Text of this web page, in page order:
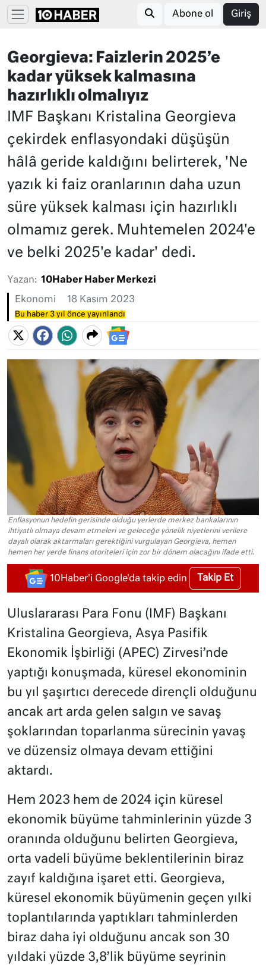
Abone ol Giriş
Georgieva: Faizlerin 2025’e
kadar yüksek kalmasına
hazırlıklı olmalıyız
IMF Başkanı Kristalina Georgieva
çekirdek enflasyondaki düşüşün
hâlâ geride kaldığını belirterek, 'Ne
yazık ki faiz oranlarının daha uzun
süre yüksek kalması için hazırlıklı
olmamız gerek. Muhtemelen 2024'e
ve belki 2025'e kadar' dedi.
Yazan: 10Haber Haber Merkezi
Ekonomi 18 Kasım 2023
Bu haber 3 yıl önce yayınlandı
Enflasyonun hedefin gerisinde olduğu yerlerde merkez bankalarının
ihtiyatlı olmaya devam etmeleri ve geleceğe yönelik niyetlerini verilere
dayalı olarak aktarmaları gerektiğini vurgulayan Georgieva, hemen
hemen her yerde finans otoriteleri için zor bir dönem olacağını ifade etti.
10Haber'i Google'da takip edin Takip Et
Uluslararası Para Fonu (IMF) Başkanı
Kristalina Georgieva, Asya Pasifik
Ekonomik İşbirliği (APEC) Zirvesi’nde
yaptığı konuşmada, küresel ekonominin
bu yıl şaşırtıcı derecede dirençli olduğunu
ancak art arda gelen salgın ve savaş
şoklarından toparlanma sürecinin yavaş
ve düzensiz olmaya devam ettiğini
aktardı.
Hem 2023 hem de 2024 için küresel
ekonomik büyüme tahminlerinin yüzde 3
oranında olduğunu belirten Georgieva,
orta vadeli büyüme beklentilerinin biraz
zayıf kaldığına işaret etti. Georgieva,
küresel ekonomik büyümenin geçen yılki
toplantılarında yaptıkları tahminlerden
biraz daha iyi olduğunu ancak son 30
yıldaki yüzde 3,8’lik büyüme seyrinin